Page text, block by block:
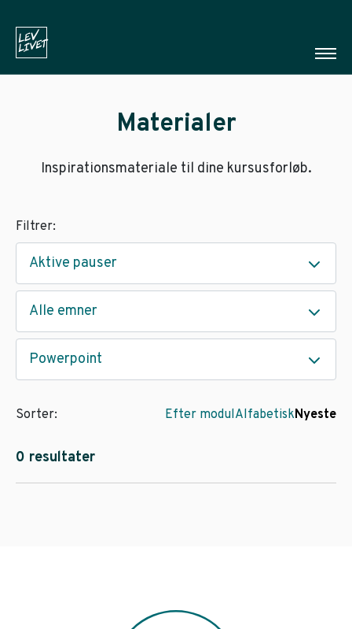
Materialer
Inspirationsmateriale til dine kursusforløb.
Filtrer:
Aktive pauser
Alle emner
Powerpoint
0 resultater
Sorter: Efter modulAlfabetiskNyeste